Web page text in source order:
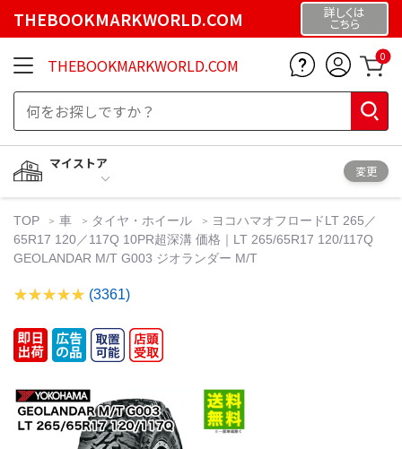
THEBOOKMARKWORLD.COM 詳しくは
こちら
THEBOOKMARKWORLD.COM 0
マイストア
変更
TOP 車 タイヤ・ホイール
ヨコハマオフロードLT 265／
65R17 120／117Q 10PR超深溝 価格｜LT 265/65R17 120/117Q
GEOLANDAR M/T G003 ジオランダー M/T
(3361)